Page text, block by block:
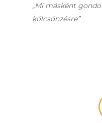
„Mi másként
kölcsönzésre”